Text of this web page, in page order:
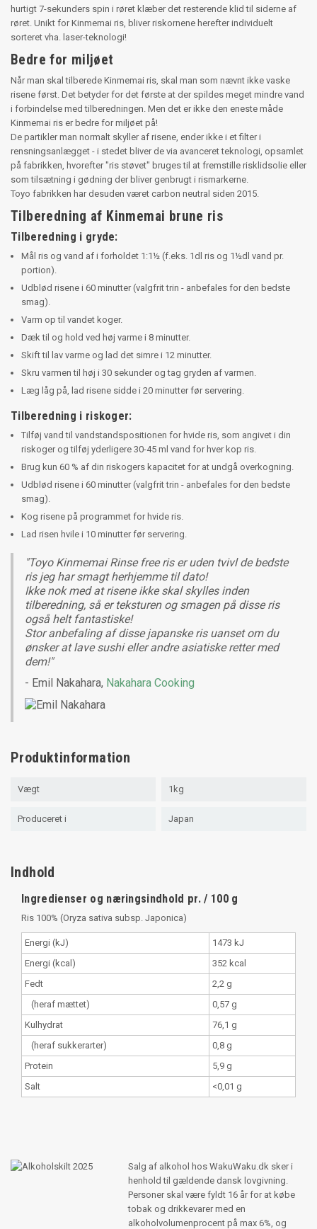
hurtigt 7-sekunders spin i røret klæber det resterende klid til siderne af
røret. Unikt for Kinmemai ris, bliver riskornene herefter individuelt
sorteret vha. laser-teknologi!
Bedre for miljøet
Når man skal tilberede Kinmemai ris, skal man som nævnt ikke vaske
risene først. Det betyder for det første at der spildes meget mindre vand
i forbindelse med tilberedningen. Men det er ikke den eneste måde
Kinmemai ris er bedre for miljøet på!
De partikler man normalt skyller af risene, ender ikke i et filter i
rensningsanlægget - i stedet bliver de via avanceret teknologi, opsamlet
på fabrikken, hvorefter "ris støvet" bruges til at fremstille risklidsolie eller
som tilsætning i gødning der bliver genbrugt i rismarkerne.
Toyo fabrikken har desuden været carbon neutral siden 2015.
Tilberedning af Kinmemai brune ris
Tilberedning i gryde:
Mål ris og vand af i forholdet 1:1½ (f.eks. 1dl ris og 1½dl vand pr.
portion).
Udblød risene i 60 minutter (valgfrit trin - anbefales for den bedste
smag).
Varm op til vandet koger.
Dæk til og hold ved høj varme i 8 minutter.
Skift til lav varme og lad det simre i 12 minutter.
Skru varmen til høj i 30 sekunder og tag gryden af varmen.
Læg låg på, lad risene sidde i 20 minutter før servering.
Tilberedning i riskoger:
Tilføj vand til vandstandspositionen for hvide ris, som angivet i din
riskoger og tilføj yderligere 30-45 ml vand for hver kop ris.
Brug kun 60 % af din riskogers kapacitet for at undgå overkogning.
Udblød risene i 60 minutter (valgfrit trin - anbefales for den bedste
smag).
Kog risene på programmet for hvide ris.
Lad risen hvile i 10 minutter før servering.
"Toyo Kinmemai Rinse free ris er uden tvivl de bedste
ris jeg har smagt herhjemme til dato!
Ikke nok med at risene ikke skal skylles inden
tilberedning, så er teksturen og smagen på disse ris
også helt fantastiske!
Stor anbefaling af disse japanske ris uanset om du
ønsker at lave sushi eller andre asiatiske retter med
dem!"
- Emil Nakahara, Nakahara Cooking
Produktinformation
Vægt 1kg
Produceret i Japan
Indhold
Ingredienser og næringsindhold pr. / 100 g
Ris 100% (Oryza sativa subsp. Japonica)
Energi (kJ)
1473 kJ
Energi (kcal)
352 kcal
Fedt
2,2 g
(heraf mættet)
0,57 g
Kulhydrat
76,1 g
(heraf sukkerarter)
0,8 g
Protein
5,9 g
Salt
<0,01 g
Salg af alkohol hos WakuWaku.dk sker i
henhold til gældende dansk lovgivning.
Personer skal være fyldt 16 år for at købe
tobak og drikkevarer med en
alkoholvolumenprocent på max 6%, og